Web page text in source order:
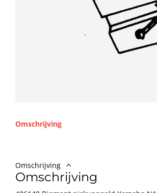
Omschrijving
Omschrijving
Omschrijving